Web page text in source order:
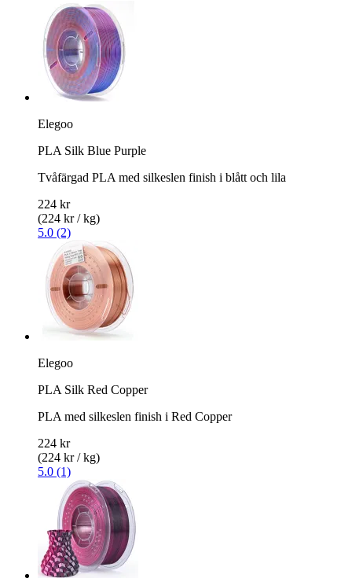
Elegoo
PLA Silk Blue Purple
Tvåfärgad PLA med silkeslen finish i blått och lila
224 kr
(224 kr / kg)
5.0 (2)
Elegoo
PLA Silk Red Copper
PLA med silkeslen finish i Red Copper
224 kr
(224 kr / kg)
5.0 (1)